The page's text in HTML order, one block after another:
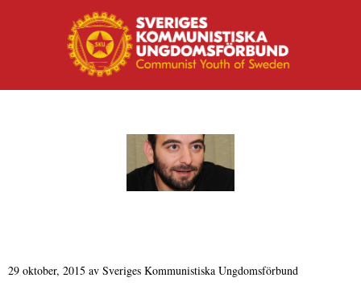
29 oktober, 2015 av Sveriges Kommunistiska Ungdomsförbund